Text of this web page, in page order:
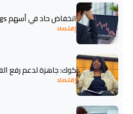
انخفاض حاد في أسهم BrightView Holdings
إقتصاد
كوك: جاهزة لدعم رفع
إقتصاد